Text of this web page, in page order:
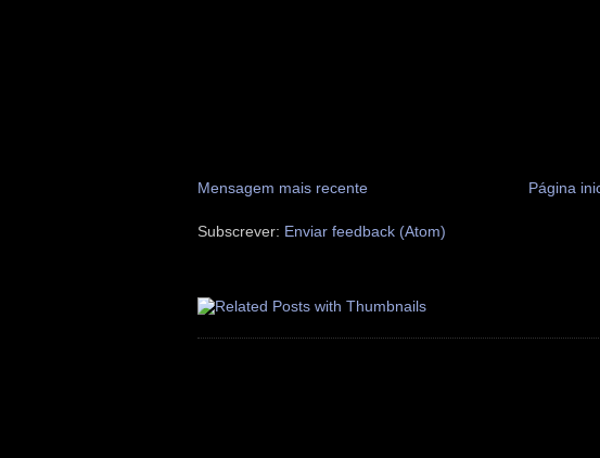
Mensagem mais recente Página
Subscrever: Enviar feedback (Atom)